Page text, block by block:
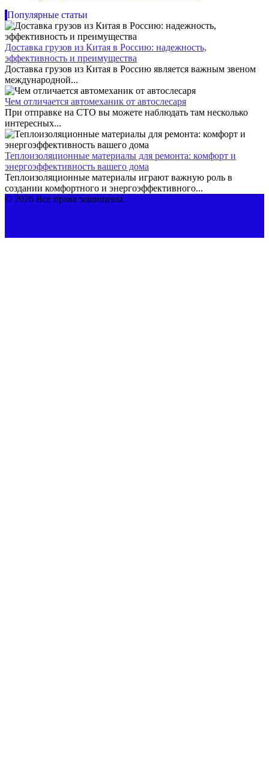
Популярные статьи
Доставка грузов из Китая в Россию: надежность,
эффективность и преимущества
Доставка грузов из Китая в Россию является важным звеном
международной...
Чем отличается автомеханик от автослесаря
При отправке на СТО вы можете наблюдать там несколько
интересных...
Теплоизоляционные материалы для ремонта: комфорт и
энергоэффективность вашего дома
Теплоизоляционные материалы играют важную роль в
создании комфортного и энергоэффективного...
© 2026 Все права защищены.